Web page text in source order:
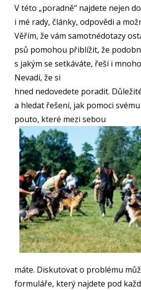
V této „poradně“ najdete nejen
i mé rady, články, odpovědi a
Věřím, že vám samotnédotazy
psů pomohou přiblížit, že
s jakým se setkáváte, řeší i
Nevadí, že si
hned nedovedete poradit.
a hledat řešení, jak pomoci
pouto, které mezi sebou
máte. Diskutovat o problému
formuláře, který najdete pod